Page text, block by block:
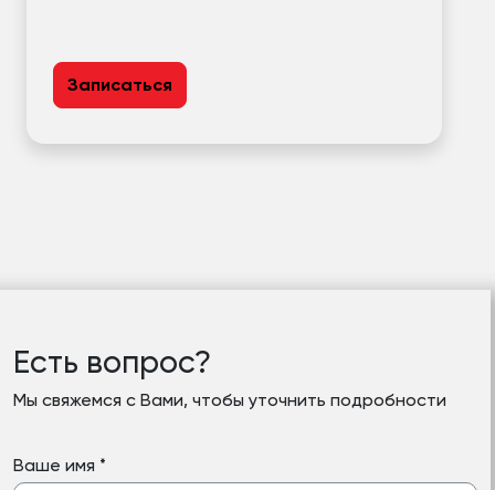
Записаться
Есть вопрос?
Мы свяжемся с Вами, чтобы уточнить подробности
Ваше имя *